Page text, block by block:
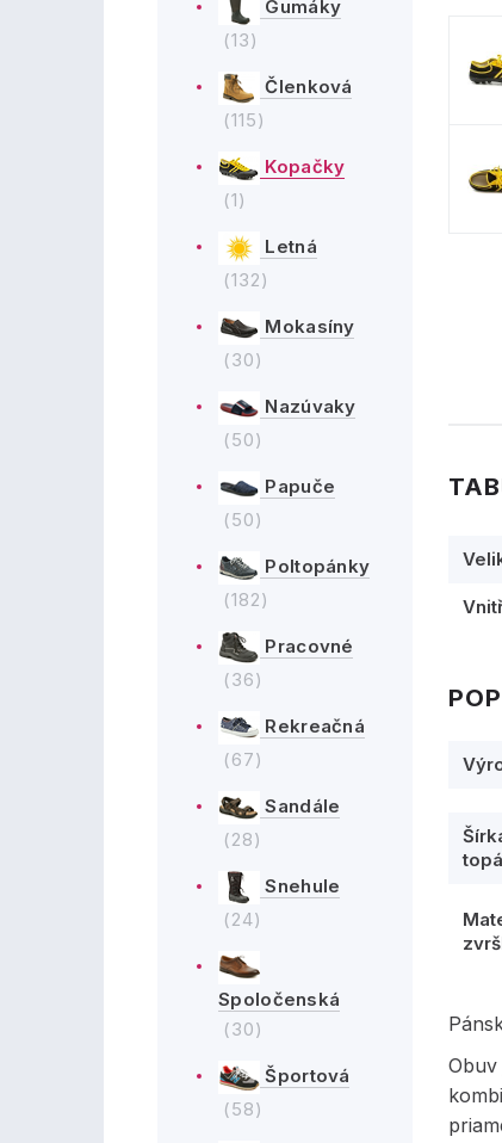
Gumáky
(13)
Členková
(115)
Kopačky
(1)
Letná
(132)
Mokasíny
(30)
Nazúvaky
(50)
Papuče
(50)
Poltopánky
(182)
Pracovné
(36)
Rekreačná
(67)
Sandále
(28)
Snehule
(24)
Spoločenská
(30)
Športová
(58)